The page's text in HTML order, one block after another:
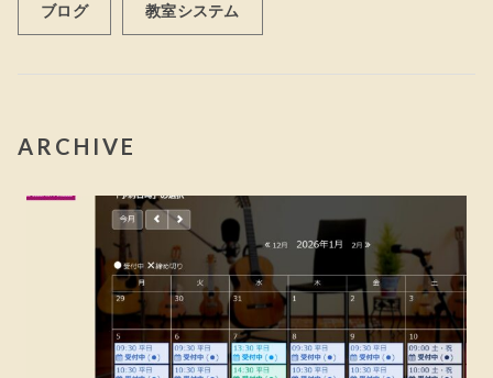
ブログ 教室システム
ARCHIVE